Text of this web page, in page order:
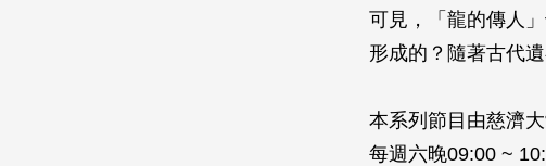
可見，「­龍的傳人
形成的？隨著古代­
本系列節目由慈濟
每週六晚09:00 ~